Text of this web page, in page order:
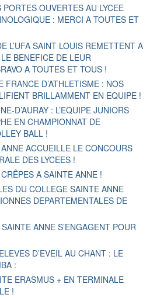
OUVERTES AU LYCEE
: MERCI A TOUTES ET
L’UFA SAINT LOUIS REMETTENT A
BENEFICE DE LEUR
A TOUTES ET TOUS !
FRANCE D’ATHLETISME : NOS
BRILLAMMENT EN EQUIPE !
D’AURAY : L’EQUIPE JUNIORS
EN CHAMPIONNAT DE
BALL !
ACCUEILLE LE CONCOURS
DES LYCEES !
A SAINTE ANNE !
DU COLLEGE SAINTE ANNE
DEPARTEMENTALES DE
ANNE S’ENGAGENT POUR
D’EVEIL AU CHANT : LE
:
ERASMUS + EN TERMINALE
!